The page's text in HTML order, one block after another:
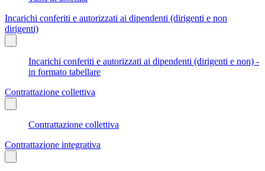
Incarichi conferiti e autorizzati ai dipendenti (dirigenti e non
dirigenti)
Incarichi conferiti e autorizzati ai dipendenti (dirigenti e non) -
in formato tabellare
Contrattazione collettiva
Contrattazione collettiva
Contrattazione integrativa